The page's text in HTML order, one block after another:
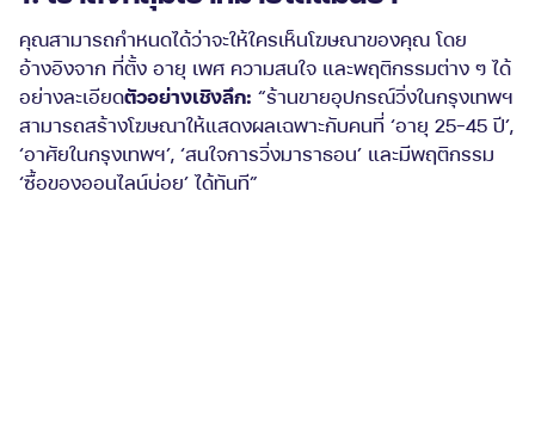
คุณสามารถกำหนดได้ว่าจะให้ใครเห็นโฆษณาของคุณ โดย
อ้างอิงจาก ที่ตั้ง อายุ เพศ ความสนใจ และพฤติกรรมต่าง ๆ ได้
อย่างละเอียดตัวอย่างเชิงลึก: “ร้านขายอุปกรณ์วิ่งในกรุงเทพฯ
สามารถสร้างโฆษณาให้แสดงผลเฉพาะกับคนที่ ‘อายุ 25-45 ปี’,
‘อาศัยในกรุงเทพฯ’, ‘สนใจการวิ่งมาราธอน’ และมีพฤติกรรม
‘ซื้อของออนไลน์บ่อย’ ได้ทันที”